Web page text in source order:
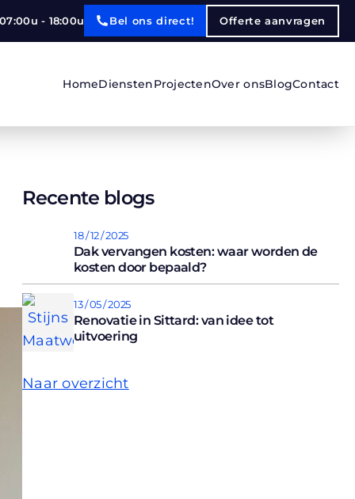
- 18:00u Bel ons direct! Offerte aanvragen
HomeDienstenProjectenOver onsBlogContact
Recente blogs
18 / 12 / 2025
Dak vervangen kosten: waar worden de
kosten door bepaald?
13 / 05 / 2025
Renovatie in Sittard: van idee tot
uitvoering
Naar overzicht